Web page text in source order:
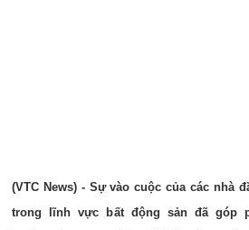
(VTC News) - Sự vào cuộc của các nhà
trong lĩnh vực bất động sản đã góp